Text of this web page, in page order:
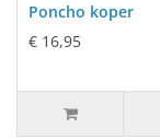
Poncho koper
€ 16,95